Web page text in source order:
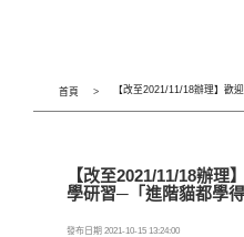
首頁
【改至2021/11/18辦理
學研習─「進階貓都學
發布日期 2021-10-15 13:24:00